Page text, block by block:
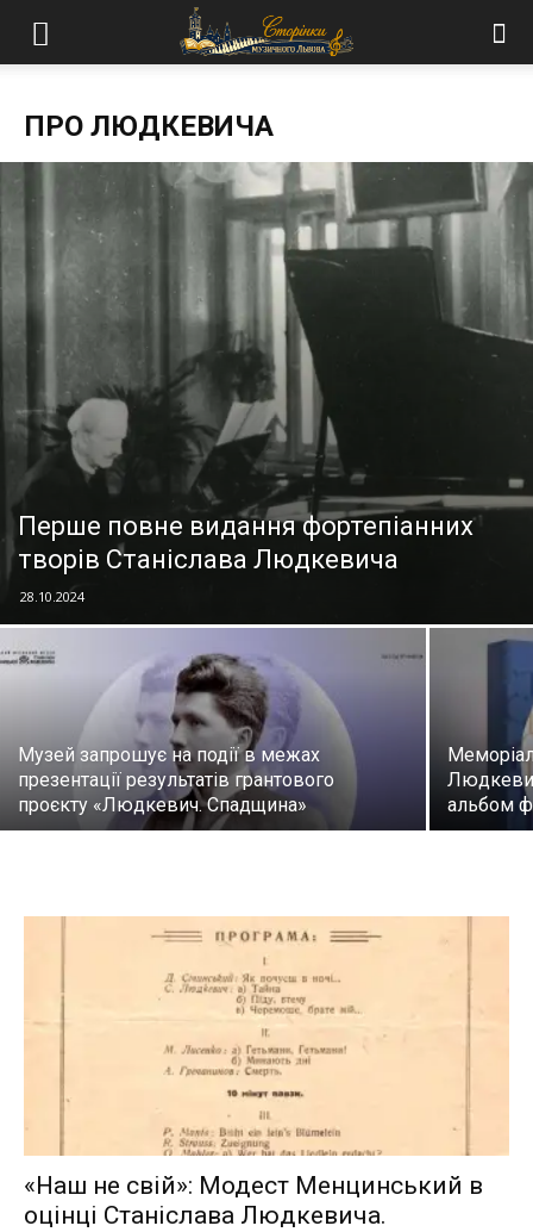
ПРО ЛЮДКЕВИЧА
Перше повне видання фортепіанних
творів Станіслава Людкевича
28.10.2024
Музей запрошує на події в межах
презентації результатів грантового
проєкту «Людкевич. Спадщина»
альбом
«Наш не свій»: Модест Менцинський в
оцінці Станіслава Людкевича.